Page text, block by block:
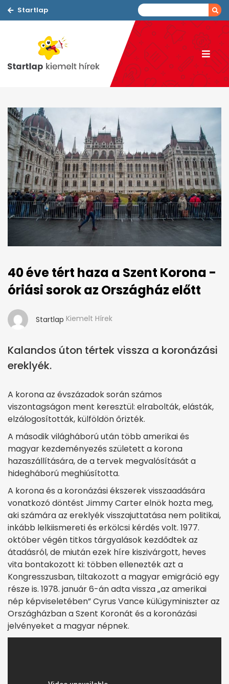
Startlap
40 éve tért haza a Szent Korona -
óriási sorok az Országház előtt
Startlap Kiemelt Hírek
Kalandos úton tértek vissza a koronázási
ereklyék.
A korona az évszázadok során számos
viszontagságon ment keresztül: elrabolták, elásták,
elzálogosították, külföldön őrizték.
A második világháború után több amerikai és
magyar kezdeményezés született a korona
hazaszállítására, de a tervek megvalósítását a
hidegháború meghiúsította.
A korona és a koronázási ékszerek visszaadására
vonatkozó döntést Jimmy Carter elnök hozta meg,
aki számára az ereklyék visszajuttatása nem politikai,
inkább lelkiismereti és erkölcsi kérdés volt. 1977.
október végén titkos tárgyalások kezdődtek az
átadásról, de miután ezek híre kiszivárgott, heves
vita bontakozott ki: többen ellenezték azt a
Kongresszusban, tiltakozott a magyar emigráció egy
része is. 1978. január 6-án adta vissza „az amerikai
nép képviseletében” Cyrus Vance külügyminiszter az
Országházban a Szent Koronát és a koronázási
jelvényeket a magyar népnek.